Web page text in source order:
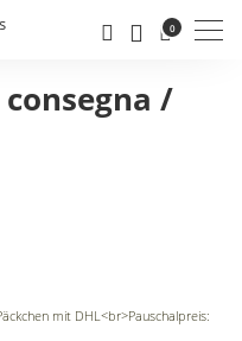
0
/
mit DHL<br>Pauschalpreis: